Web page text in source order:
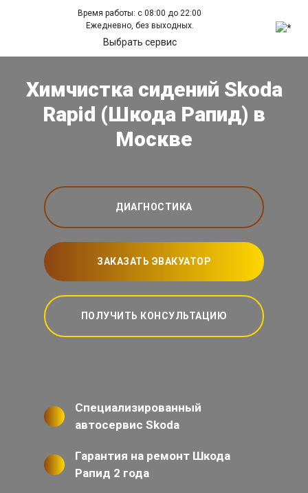
Время работы: с 08:00 до 22:00
Ежедневно, без выходных.
Выбрать сервис
Химчистка сидений Skoda
Rapid (Шкода Рапид) в
Москве
ДИАГНОСТИКА
ЗАКАЗАТЬ ЭВАКУАТОР
ПОЛУЧИТЬ КОНСУЛЬТАЦИЮ
Специализированный
автосервис Skoda
Гарантия на ремонт Шкода
Рапид 2 года